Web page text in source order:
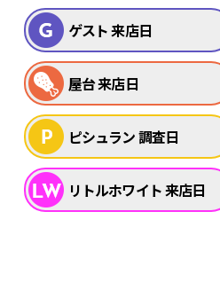
ゲスト 来店日
屋台 来店日
ピシュラン 調査日
リトルホワイト 来店日